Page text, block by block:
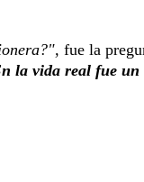
fue la
la vida real fue un